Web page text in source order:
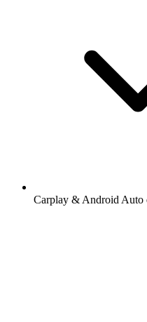
Carplay & Android Auto